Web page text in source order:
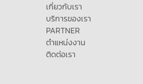
เกี่ยวกับเรา
บริการของเรา
PARTNER
ตำแหน่งงาน
ติดต่อเรา